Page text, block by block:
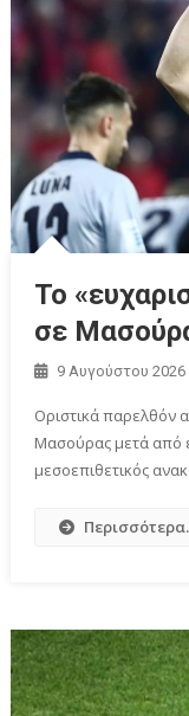
Το
σε
9 Αυγούστου 2026
Οριστικά παρελθόν
Μασούρας μετά από
μεσοεπιθετικός